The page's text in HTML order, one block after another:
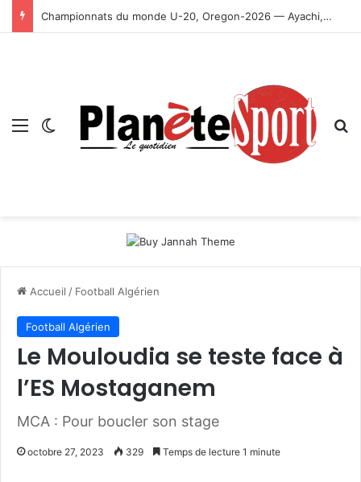
Championnats du monde U-20, Oregon-2026 — Ayachi, Dissa, Touahria et Ghezali en finale
Menu Switch skin
Accueil / Football Algérien
Football Algérien
Le Mouloudia se teste face à
l’ES Mostaganem
MCA : Pour boucler son stage
octobre 27, 2023 329 Temps de lecture 1 minute